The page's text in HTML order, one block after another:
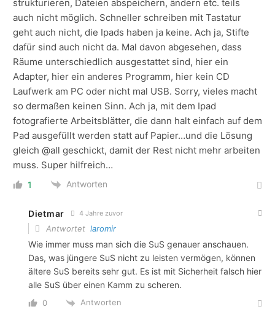
strukturieren, Dateien abspeichern, ändern etc. teils
auch nicht möglich. Schneller schreiben mit Tastatur
geht auch nicht, die Ipads haben ja keine. Ach ja, Stifte
dafür sind auch nicht da. Mal davon abgesehen, dass
Räume unterschiedlich ausgestattet sind, hier ein
Adapter, hier ein anderes Programm, hier kein CD
Laufwerk am PC oder nicht mal USB. Sorry, vieles macht
so dermaßen keinen Sinn. Ach ja, mit dem Ipad
fotografierte Arbeitsblätter, die dann halt einfach auf dem
Pad ausgefüllt werden statt auf Papier…und die Lösung
gleich @all geschickt, damit der Rest nicht mehr arbeiten
muss. Super hilfreich…
1 Antworten
Dietmar 4 Jahre zuvor
Antwortet laromir
Wie immer muss man sich die SuS genauer anschauen.
Das, was jüngere SuS nicht zu leisten vermögen, können
ältere SuS bereits sehr gut. Es ist mit Sicherheit falsch hier
alle SuS über einen Kamm zu scheren.
0 Antworten